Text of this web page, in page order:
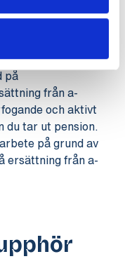
på
från a-
och aktivt
du tar ut pension.
på grund av
ersättning från a-